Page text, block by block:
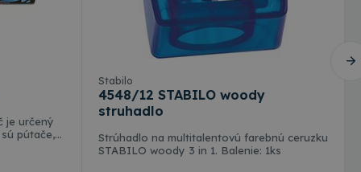
je určený
pútače,
Stabilo
4548/12 STABILO woody
struhadlo
Strúhadlo na multitalentovú farebnú ceruzku
STABILO woody 3 in 1. Balenie: 1ks
na
aby chránil
na webové